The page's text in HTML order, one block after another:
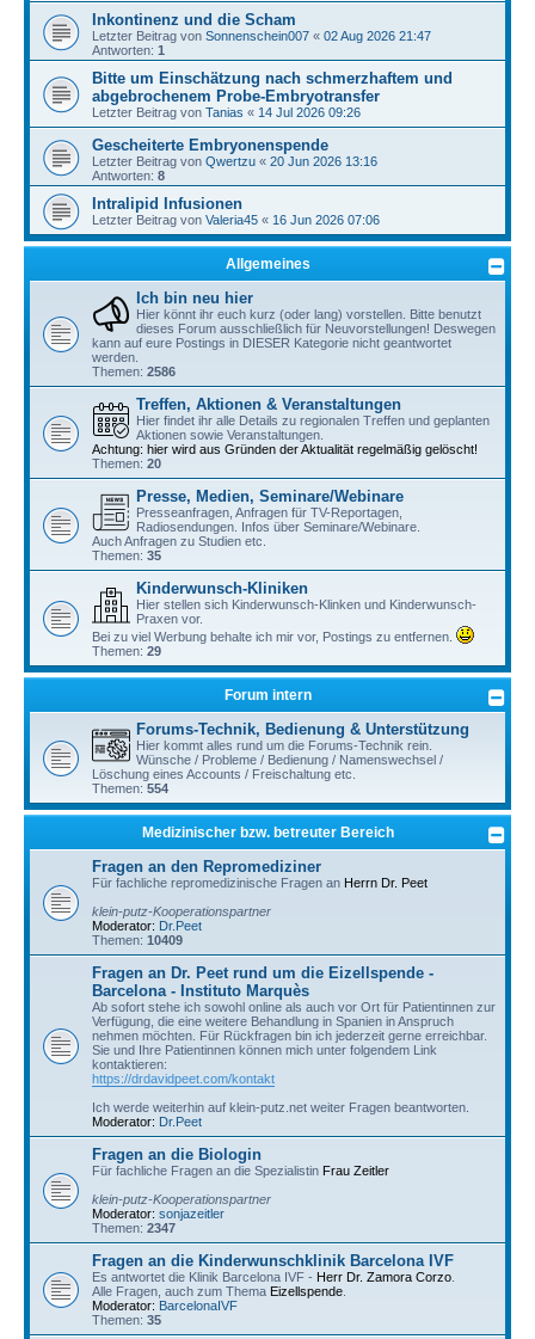
Inkontinenz und die Scham
Letzter Beitrag von Sonnenschein007 « 02 Aug 2026 21:47
Antworten: 1
Bitte um Einschätzung nach schmerzhaftem und
abgebrochenem Probe-Embryotransfer
Letzter Beitrag von Tanias « 14 Jul 2026 09:26
Gescheiterte Embryonenspende
Letzter Beitrag von Qwertzu « 20 Jun 2026 13:16
Antworten: 8
Intralipid Infusionen
Letzter Beitrag von Valeria45 « 16 Jun 2026 07:06
Allgemeines
Ich bin neu hier
Hier könnt ihr euch kurz (oder lang) vorstellen. Bitte benutzt
dieses Forum ausschließlich für Neuvorstellungen! Deswegen
kann auf eure Postings in DIESER Kategorie nicht geantwortet
werden.
Themen: 2586
Treffen, Aktionen & Veranstaltungen
Hier findet ihr alle Details zu regionalen Treffen und geplanten
Aktionen sowie Veranstaltungen.
Achtung: hier wird aus Gründen der Aktualität regelmäßig gelöscht!
Themen: 20
Presse, Medien, Seminare/Webinare
Presseanfragen, Anfragen für TV-Reportagen,
Radiosendungen. Infos über Seminare/Webinare.
Auch Anfragen zu Studien etc.
Themen: 35
Kinderwunsch-Kliniken
Hier stellen sich Kinderwunsch-Klinken und Kinderwunsch-
Praxen vor.
Bei zu viel Werbung behalte ich mir vor, Postings zu entfernen.
Themen: 29
Forum intern
Forums-Technik, Bedienung & Unterstützung
Hier kommt alles rund um die Forums-Technik rein.
Wünsche / Probleme / Bedienung / Namenswechsel /
Löschung eines Accounts / Freischaltung etc.
Themen: 554
Medizinischer bzw. betreuter Bereich
Fragen an den Repromediziner
Für fachliche repromedizinische Fragen an Herrn Dr. Peet
klein-putz-Kooperationspartner
Moderator: Dr.Peet
Themen: 10409
Fragen an Dr. Peet rund um die Eizellspende -
Barcelona - Instituto Marquès
Ab sofort stehe ich sowohl online als auch vor Ort für Patientinnen zur
Verfügung, die eine weitere Behandlung in Spanien in Anspruch
nehmen möchten. Für Rückfragen bin ich jederzeit gerne erreichbar.
Sie und Ihre Patientinnen können mich unter folgendem Link
kontaktieren:
https://drdavidpeet.com/kontakt
Ich werde weiterhin auf klein-putz.net weiter Fragen beantworten.
Moderator: Dr.Peet
Fragen an die Biologin
Für fachliche Fragen an die Spezialistin Frau Zeitler
klein-putz-Kooperationspartner
Moderator: sonjazeitler
Themen: 2347
Fragen an die Kinderwunschklinik Barcelona IVF
Es antwortet die Klinik Barcelona IVF - Herr Dr. Zamora Corzo
Alle Fragen, auch zum Thema Eizellspende
Moderator: BarcelonaIVF
Themen: 35